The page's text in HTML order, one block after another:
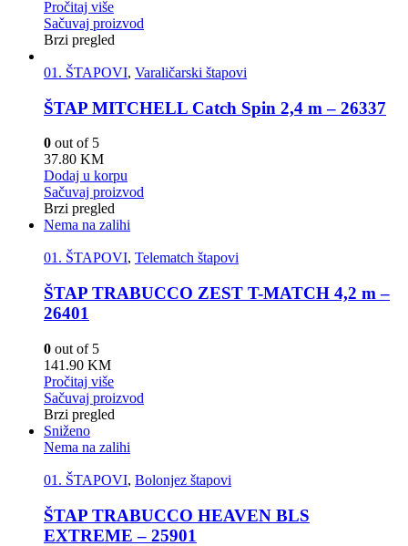
Pročitaj više
Sačuvaj proizvod
Brzi pregled
01. ŠTAPOVI, Varaličarski štapovi
ŠTAP MITCHELL Catch Spin 2,4 m – 26337
0 out of 5
37.80 KM
Dodaj u korpu
Sačuvaj proizvod
Brzi pregled
Nema na zalihi
01. ŠTAPOVI, Telematch štapovi
ŠTAP TRABUCCO ZEST T-MATCH 4,2 m –
26401
0 out of 5
141.90 KM
Pročitaj više
Sačuvaj proizvod
Brzi pregled
Sniženo
Nema na zalihi
01. ŠTAPOVI, Bolonjez štapovi
ŠTAP TRABUCCO HEAVEN BLS
EXTREME – 25901